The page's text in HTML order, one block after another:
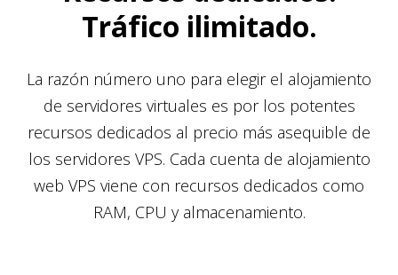
Tráfico ilimitado.
La razón número uno para elegir el alojamiento
de servidores virtuales es por los potentes
recursos dedicados al precio más asequible de
los servidores VPS. Cada cuenta de alojamiento
web VPS viene con recursos dedicados como
RAM, CPU y almacenamiento.